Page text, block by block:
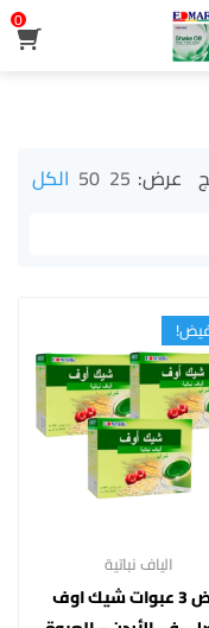
0
تم
التقييم
عرض: 25
50 الكل
الياف نباتية
عرض 3 عبوات شيك اوف